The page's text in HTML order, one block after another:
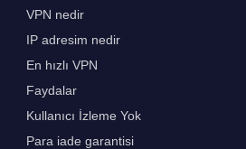
VPN nedir
IP adresim nedir
En hızlı VPN
Faydalar
Kullanıcı İzleme Yok
Para iade garantisi